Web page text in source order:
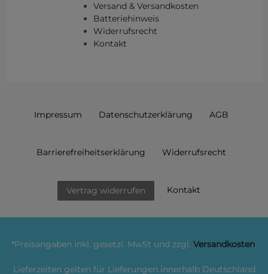
Versand & Versandkosten
Batteriehinweis
Widerrufsrecht
Kontakt
Impressum Daten­schutz­erklärung AGB
Barrierefreiheitserklärung Widerrufs­recht
Vertrag widerrufen Kontakt
*Preisangaben inkl. gesetzl. MwSt und zzgl. Versandkosten.
Lieferzeiten gelten für Lieferungen innerhalb Deutschland